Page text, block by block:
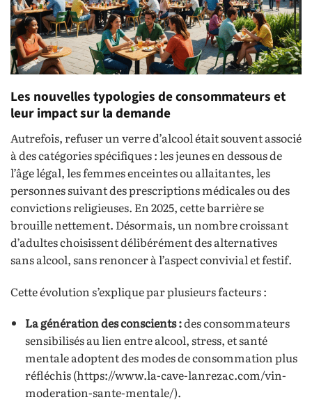
Les nouvelles typologies de consommateurs et
leur impact sur la demande
Autrefois, refuser un verre d’alcool était souvent associé
à des catégories spécifiques : les jeunes en dessous de
l’âge légal, les femmes enceintes ou allaitantes, les
personnes suivant des prescriptions médicales ou des
convictions religieuses. En 2025, cette barrière se
brouille nettement. Désormais, un nombre croissant
d’adultes choisissent délibérément des alternatives
sans alcool, sans renoncer à l’aspect convivial et festif.
Cette évolution s’explique par plusieurs facteurs :
La génération des conscients :des consommateurs
sensibilisés au lien entre alcool, stress, et santé
mentale adoptent des modes de consommation plus
réfléchis (https://www.la-cave-lanrezac.com/vin-
moderation-sante-mentale/).